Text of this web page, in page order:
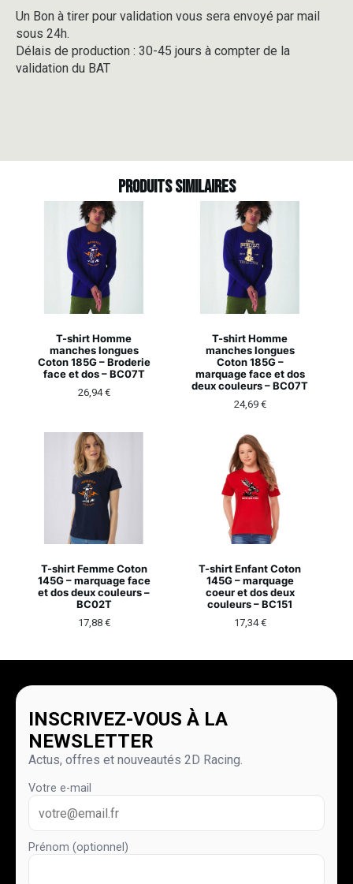
Un Bon à tirer pour validation vous sera envoyé par mail
sous 24h.
Délais de production : 30-45 jours à compter de la
validation du BAT
Produits similaires
T-shirt Homme
manches longues
Coton 185G – Broderie
face et dos – BC07T
26,94€
T-shirt Homme
manches longues
Coton 185G –
marquage face et dos
deux couleurs – BC07T
24,69 €
T-shirt Femme Coton
145G – marquage face
et dos deux couleurs –
BC02T
17,88 €
T-shirt Enfant Coton
145G – marquage
coeur et dos deux
couleurs – BC151
17,34€
INSCRIVEZ-VOUS À LA
NEWSLETTER
Actus, offres et nouveautés 2D Racing.
Votre e-mail
Prénom (optionnel)